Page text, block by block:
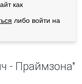
как
либо войти на
- Праймзона"